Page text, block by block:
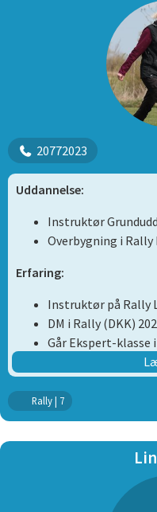
20772023
Uddannelse:
Instruktør
Overbygning i Rally
Erfaring:
Instruktør på Rally
DM i Rally (DKK)
Går Ekspert-klasse
Diverse kurser i
entusiast, Fri ved
Himmerlandsgården)
Trænet hund siden
Medlem af
Rally | 7